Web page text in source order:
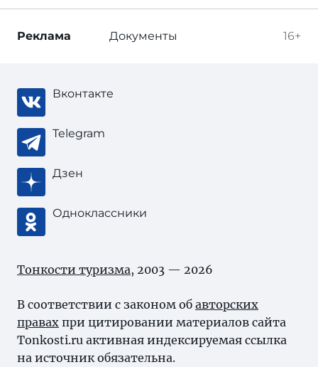
16+
Реклама Документы
Вконтакте
Telegram
Дзен
Одноклассники
Тонкости туризма, 2003 — 2026
В соответствии с законом об авторских
правах при цитировании материалов сайта
Tonkosti.ru активная индексируемая ссылка
на источник обязательна.